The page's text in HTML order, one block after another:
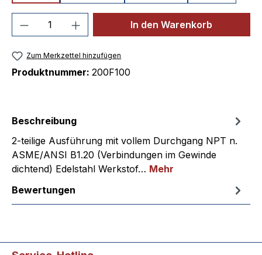
Produkt Anzahl: Gib denIn den Warenkorb
Zum Merkzettel hinzufügen
Produktnummer: 200F100
Beschreibung
2-teilige Ausführung mit vollem Durchgang NPT n.
ASME/ANSI B1.20 (Verbindungen im Gewinde
dichtend) Edelstahl Werkstof… Mehr
Bewertungen